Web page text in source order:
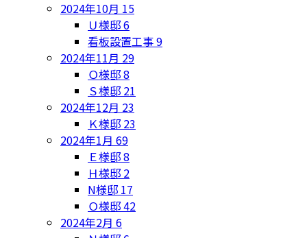
2024年10月 15
Ｕ様邸6
看板設置工事9
2024年11月 29
Ｏ様邸8
Ｓ様邸 21
2024年12月 23
Ｋ様邸 23
2024年1月 69
Ｅ様邸8
Ｈ様邸 2
N様邸 17
Ｏ様邸42
2024年2月 6